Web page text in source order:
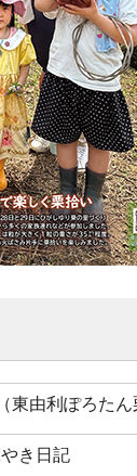
東由利ぽろた
き日記